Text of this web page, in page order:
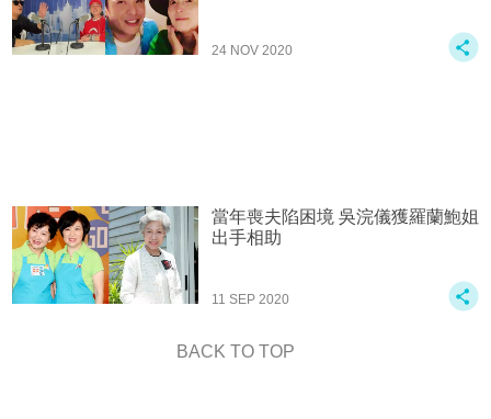
24 NOV 2020
當年喪夫陷困境 吳浣儀獲羅蘭鮑姐
出手相助
11 SEP 2020
BACK TO TOP